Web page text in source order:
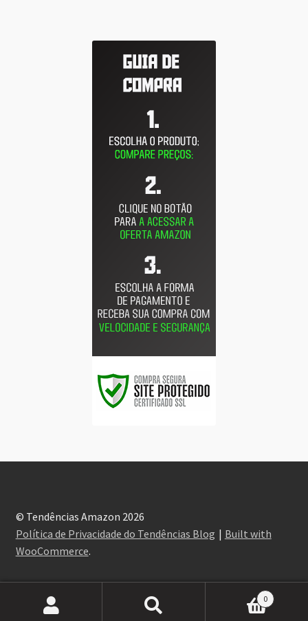
© Tendências Amazon 2026
Política de Privacidade do Tendências Blog
Built with
WooCommerce.
Pesquisar
Pesquisar
0